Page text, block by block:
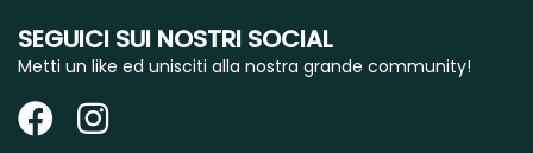
SEGUICI SUI NOSTRI SOCIAL
Metti un like ed unisciti alla nostra grande community!